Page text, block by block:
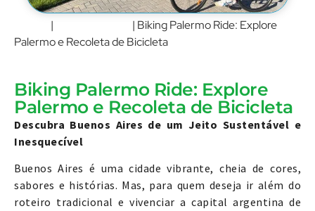
| | Biking Palermo Ride: Explore
Palermo e Recoleta de Bicicleta
Biking Palermo Ride: Explore
Palermo e Recoleta de Bicicleta
Descubra Buenos Aires de um Jeito Sustentável e
Inesquecível
Buenos Aires é uma cidade vibrante, cheia de cores,
sabores e histórias. Mas, para quem deseja ir além do
roteiro tradicional e vivenciar a capital argentina de